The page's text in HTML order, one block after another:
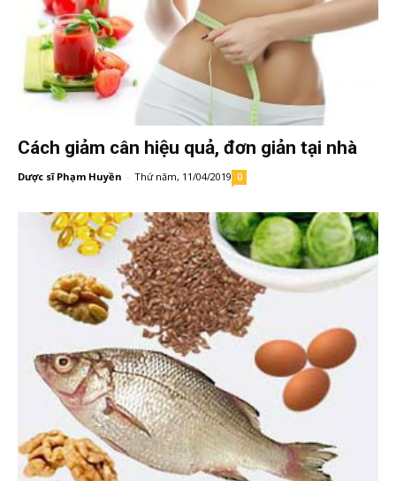
Cách giảm cân hiệu quả, đơn giản tại nhà
Dược sĩ Phạm Huyền - Thứ năm, 11/04/2019 0